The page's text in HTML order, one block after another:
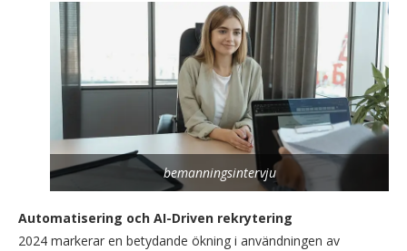
bemanningsintervju
Automatisering och AI-Driven rekrytering
2024 markerar en betydande ökning i användningen av